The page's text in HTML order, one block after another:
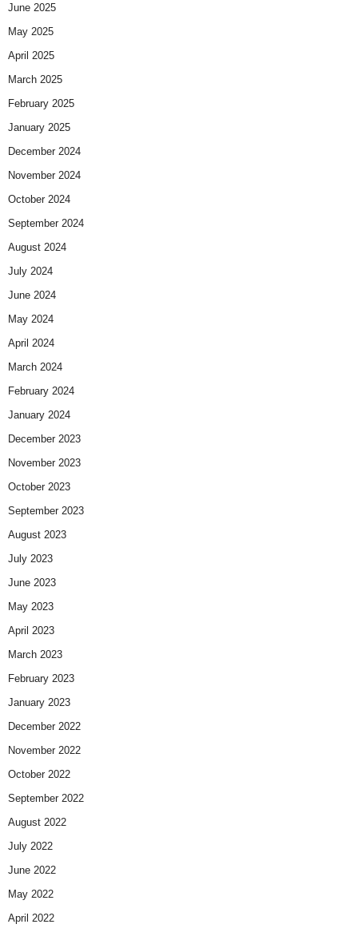
June 2025
May 2025
April 2025
March 2025
February 2025
January 2025
December 2024
November 2024
October 2024
September 2024
August 2024
July 2024
June 2024
May 2024
April 2024
March 2024
February 2024
January 2024
December 2023
November 2023
October 2023
September 2023
August 2023
July 2023
June 2023
May 2023
April 2023
March 2023
February 2023
January 2023
December 2022
November 2022
October 2022
September 2022
August 2022
July 2022
June 2022
May 2022
April 2022